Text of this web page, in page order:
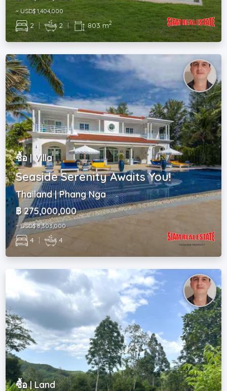
~ USD$ 1,404,000
2 | 2 | 803 m2
ซื้อ | Villa
Seaside Serenity Awaits You!
Thailand | Phang Nga
฿ 275,000,000
~ USD$ 8,303,000
4 | 4
ซื้อ | Land